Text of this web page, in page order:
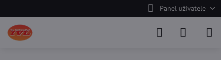
Panel uživatele